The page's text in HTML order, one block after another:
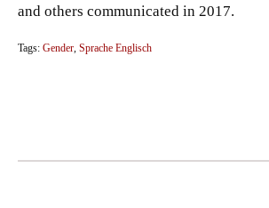
and others communicated in 2017.
Tags: Gender Sprache Englisch